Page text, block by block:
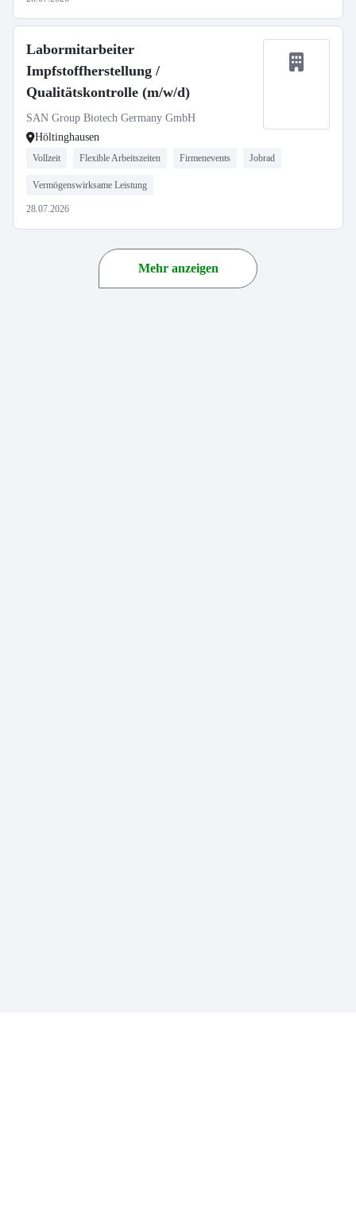
Labormitarbeiter
Impfstoffherstellung /
Qualitätskontrolle (m/w/d)
SAN Group Biotech Germany GmbH
Höltinghausen
Vollzeit Flexible Arbeitszeiten Firmenevents Jobrad
Vermögenswirksame Leistung
28.07.2026
Mehr anzeigen